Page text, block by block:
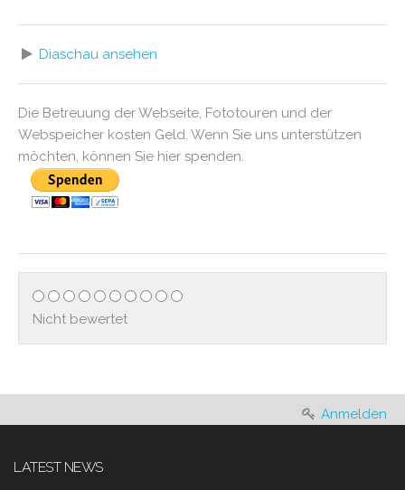
Diaschau ansehen
Die Betreuung der Webseite, Fototouren und der
Webspeicher kosten Geld. Wenn Sie uns unterstützen
möchten, können Sie hier spenden.
Nicht bewertet
Anmelden
LATEST NEWS